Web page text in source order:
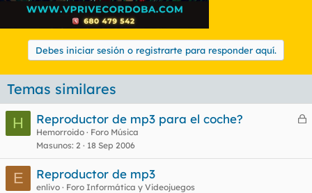
Debes iniciar sesión o registrarte para responder aquí.
Temas similares
H
C
r
Reproductor de mp3 para el coche?
Hemorroido
Foro Música
Masunos 2 18 Sep 2006
E Reproductor de mp3
enlivo
Foro Informática y Videojuegos